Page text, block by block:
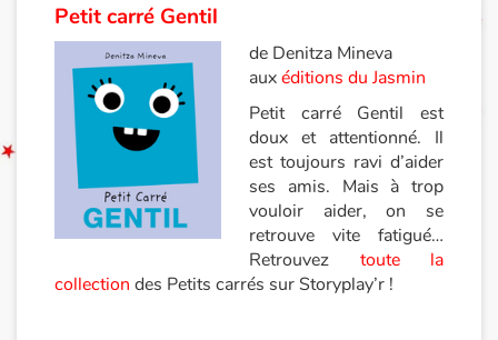
Petit carré Gentil
de Denitza Mineva
auxéditions du Jasmin
Petit carré Gentil est
doux et attentionné. Il
est toujours ravi d’aider
ses amis. Mais à trop
vouloir aider, on se
retrouve vite fatigué…
Retrouvez toute la
collection des Petits carrés sur Storyplay’r !